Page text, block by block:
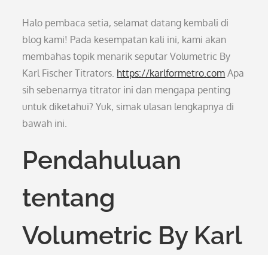
Halo pembaca setia, selamat datang kembali di
blog kami! Pada kesempatan kali ini, kami akan
membahas topik menarik seputar Volumetric By
Karl Fischer Titrators. https://karlformetro.com Apa
sih sebenarnya titrator ini dan mengapa penting
untuk diketahui? Yuk, simak ulasan lengkapnya di
bawah ini.
Pendahuluan
tentang
Volumetric By Karl